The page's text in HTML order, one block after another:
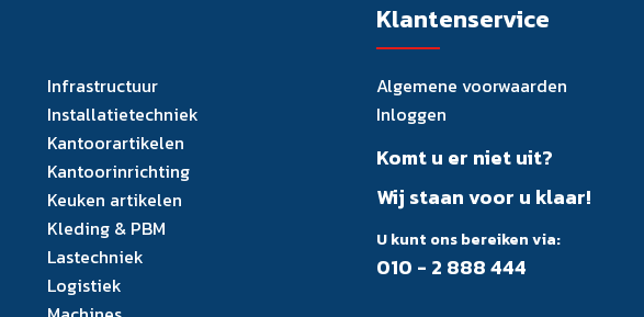
Infrastructuur
Installatietechniek
Kantoorartikelen
Kantoorinrichting
Keuken artikelen
Kleding & PBM
Lastechniek
Logistiek
Klantenservice
Algemene voorwaarden
Inloggen
Komt u er niet uit?
Wij staan voor u klaar!
U kunt ons bereiken via:
010 - 2 888 444